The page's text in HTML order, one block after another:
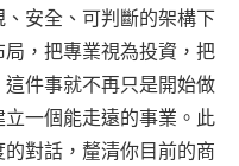
安全、可判斷的架構下
，把專業視為投資，把
件事就不再只是開始做
一個能走遠的事業。此
對話，釐清你目前的商